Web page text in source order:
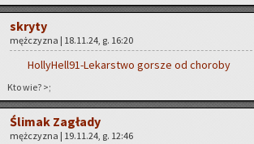
skry­ty
męż­czy­zna | 18.11.24, g. 16:20
Hol­ly­Hel­l91-Le­kar­stwo gor­sze od cho­ro­by
Kto wie? >;
Śli­mak Za­gła­dy
męż­czy­zna | 19.11.24, g. 12:46